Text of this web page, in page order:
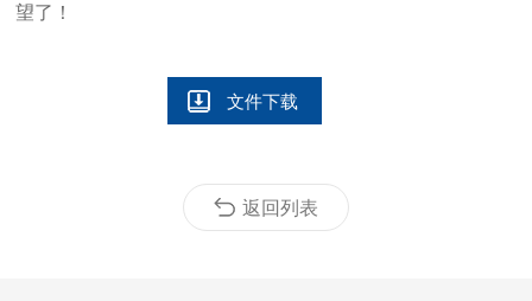
望了！
文件下载
返回列表